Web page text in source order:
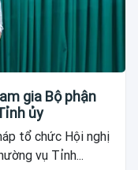
gia Bộ phận
ủy
tổ chức Hội nghị
vụ Tỉnh...